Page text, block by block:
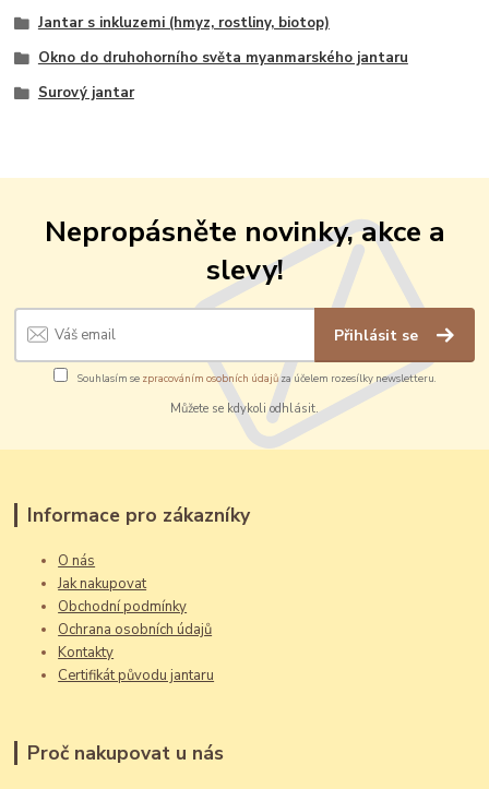
Jantar s inkluzemi (hmyz, rostliny, biotop)
Okno do druhohorního světa myanmarského jantaru
Surový jantar
Nepropásněte novinky, akce a
slevy!
Přihlásit se
Souhlasím se zpracováním osobních údajůza účelem rozesílky newsletteru.
Můžete se kdykoli odhlásit.
Informace pro zákazníky
O nás
Jak nakupovat
Obchodní podmínky
Ochrana osobních údajů
Kontakty
Certifikát původu jantaru
Proč nakupovat u nás